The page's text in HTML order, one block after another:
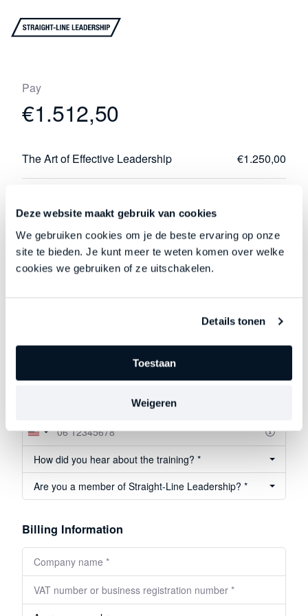
Deze website maakt gebruik van cookies
We gebruiken cookies om je de beste ervaring op onze
site te bieden. Je kunt meer te weten komen over welke
cookies we gebruiken of ze uitschakelen.
Details tonen
Toestaan
Weigeren
Pay
€1.512,50
The Art of Effective Leadership €1.250,00
P.S.:
Total:
Verenigde
Staten
+1
How did you hear about the training? *
Are you a member of Straight-Line Leadership? *
Billing Information